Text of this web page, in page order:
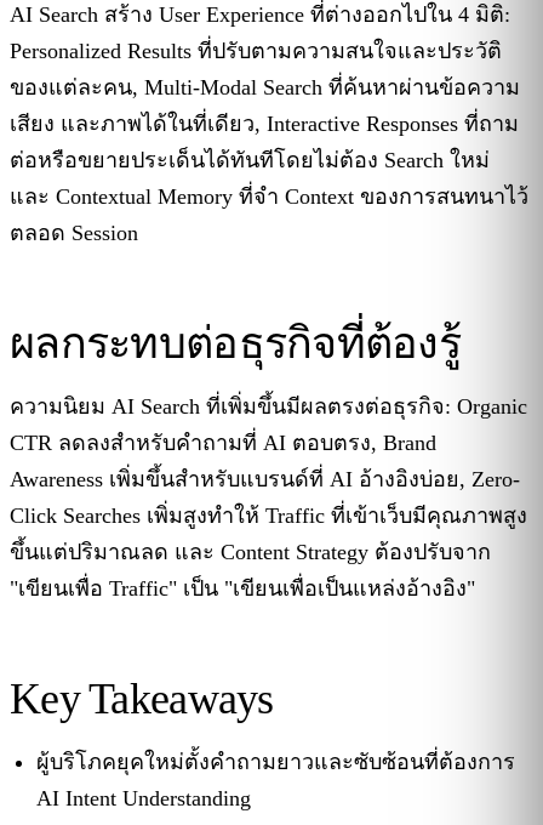
AI Search สร้าง User Experience ที่ต่างออกไปใน 4 มิติ:
Personalized Results ที่ปรับตามความสนใจและประวัติ
ของแต่ละคน, Multi-Modal Search ที่ค้นหาผ่านข้อความ
เสียง และภาพได้ในที่เดียว, Interactive Responses ที่ถาม
ต่อหรือขยายประเด็นได้ทันทีโดยไม่ต้อง Search ใหม่
และ Contextual Memory ที่จำ Context ของการสนทนาไว้
ตลอด Session
ผลกระทบต่อธุรกิจที่ต้องรู้
ความนิยม AI Search ที่เพิ่มขึ้นมีผลตรงต่อธุรกิจ: Organic
CTR ลดลงสำหรับคำถามที่ AI ตอบตรง, Brand
Awareness เพิ่มขึ้นสำหรับแบรนด์ที่ AI อ้างอิงบ่อย, Zero-
Click Searches เพิ่มสูงทำให้ Traffic ที่เข้าเว็บมีคุณภาพสูง
ขึ้นแต่ปริมาณลด และ Content Strategy ต้องปรับจาก
"เขียนเพื่อ Traffic" เป็น "เขียนเพื่อเป็นแหล่งอ้างอิง"
Key Takeaways
ผู้บริโภคยุคใหม่ตั้งคำถามยาวและซับซ้อนที่ต้องการ
AI Intent Understanding